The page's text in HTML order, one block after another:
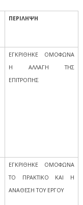
ΠΕΡΙΛΗΨΗ
ΕΓΚΡΙΘΗΚΕ ΟΜΟΦΩΝΑ
Η ΑΛΛΑΓΗ ΤΗΣ
ΕΠΙΤΡΟΠΗΣ
ΕΓΚΡΙΘΗΚΕ ΟΜΟΦΩΝΑ
ΤΟ ΠΡΑΚΤΙΚΟ ΚΑΙ Η
ΑΝΑΘΕΣΗ ΤΟΥ ΕΡΓΟΥ